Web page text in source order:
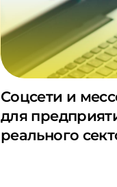
Соцсети и
для
реального